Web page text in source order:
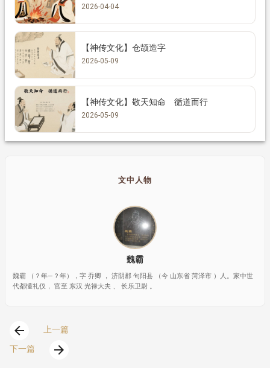
2026-04-04
【神传文化】仓颉造字
2026-05-09
【神传文化】敬天知命 循道而行
2026-05-09
文中人物
魏霸
魏霸 （？年—？年），字 乔卿 ， 济阴郡 句阳县 （今 山东省 菏泽市 ）人。家中世
代都懂礼仪， 官至 东汉 光禄大夫 、 长乐卫尉 。
arrow_back
上一篇
下一篇
arrow_forward